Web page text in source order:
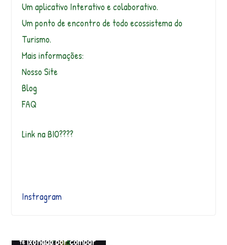
Um aplicativo Interativo e colaborativo.
Um ponto de encontro de todo ecossistema do
Turismo.
Mais informações:
Nosso Site
Blog
FAQ
Link na BIO????
Instragram
te ixonado por compar